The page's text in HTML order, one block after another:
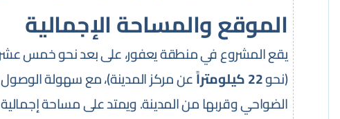
الموقع والمساحة الإجمالية
يقع المشروع في منطقة يعفور، على بعد نحو خمس
(نحو22 كيلومتراً
عن مركز المدينة)، مع سهولة الوصول
الضواحي وقربها من المدينة. ويمتد على مساحة